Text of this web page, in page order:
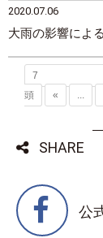
2020.07.06
大雨の影響によ
7
頭
« ...
SHARE
公